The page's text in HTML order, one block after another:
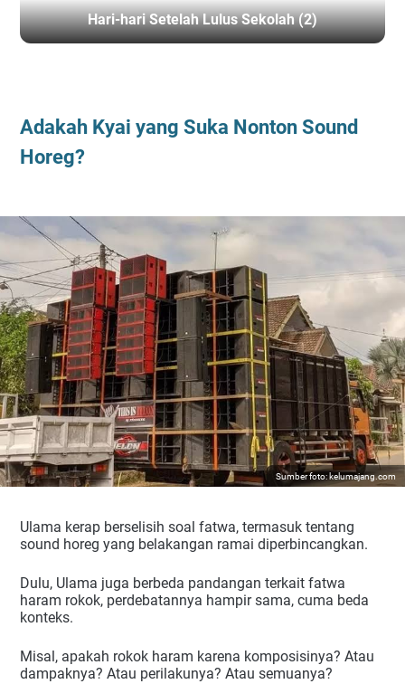
Hari-hari Setelah Lulus Sekolah (2)
Adakah Kyai yang Suka Nonton Sound
Horeg?
Sumber foto: kelumajang.com
Ulama kerap berselisih soal fatwa, termasuk tentang
sound horeg yang belakangan ramai diperbincangkan.
Dulu, Ulama juga berbeda pandangan terkait fatwa
haram rokok, perdebatannya hampir sama, cuma beda
konteks.
Misal, apakah rokok haram karena komposisinya? Atau
dampaknya? Atau perilakunya? Atau semuanya?